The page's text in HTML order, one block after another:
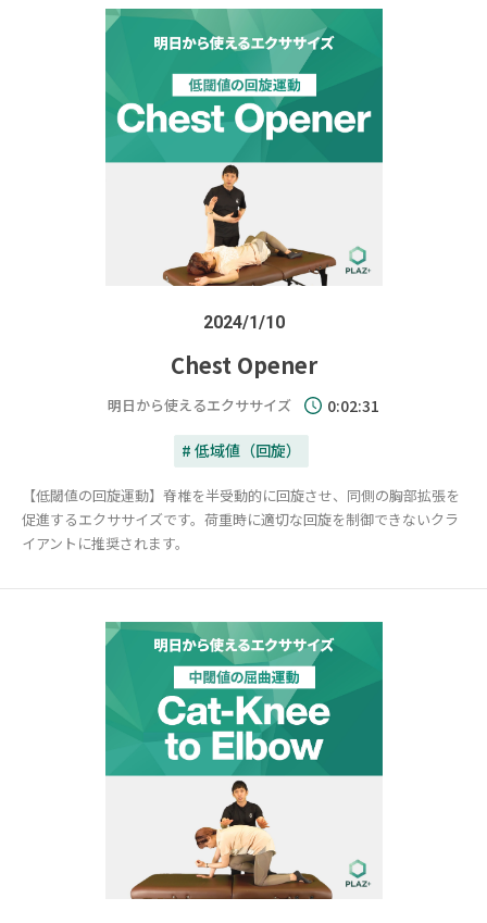
2024/1/10
Chest Opener
明日から使えるエクササイズ 0:02:31
# 低域値（回旋）
【低閾値の回旋運動】脊椎を半受動的に回旋させ、同側の胸部拡張を
促進するエクササイズです。荷重時に適切な回旋を制御できないクラ
イアントに推奨されます。